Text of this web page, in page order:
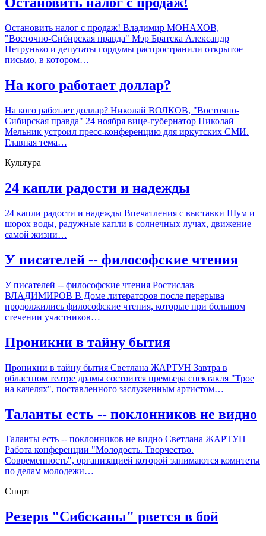
Остановить налог с продаж! Владимир МОНАХОВ,
"Восточно-Сибирская правда" Мэр Братска Александр
Петрунько и депутаты гордумы распространили открытое
письмо, в котором…
На кого работает доллар?
На кого работает доллар? Николай ВОЛКОВ, "Восточно-
Сибирская правда" 24 ноября вице-губернатор Николай
Мельник устроил пресс-конференцию для иркутских СМИ.
Главная тема…
Культура
24 капли радости и надежды
24 капли радости и надежды Впечатления с выставки Шум и
шорох воды, радужные капли в солнечных лучах, движение
самой жизни…
У писателей -- философские чтения
У писателей -- философские чтения Ростислав
ВЛАДИМИРОВ В Доме литераторов после перерыва
продолжились философские чтения, которые при большом
стечении участников…
Проникни в тайну бытия
Проникни в тайну бытия Светлана ЖАРТУН Завтра в
областном театре драмы состоится премьера спектакля "Трое
на качелях", поставленного заслуженным артистом…
Таланты есть -- поклонников не видно
Таланты есть -- поклонников не видно Светлана ЖАРТУН
Работа конференции "Молодость. Творчество.
Современность", организацией которой занимаются комитеты
по делам молодежи…
Спорт
Резерв "Сибсканы" рвется в бой